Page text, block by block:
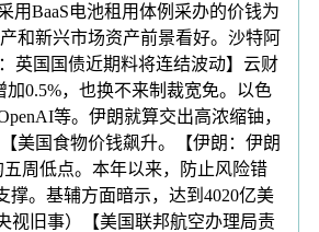
用BaaS电池租用体例采办的价钱为
和新兴市场资产前景看好。沙特阿
英国国债近期料将连结波动】云财
0.5%，也换不来制裁宽免。以色
等。伊朗就算交出高浓缩铀，
美国食物价钱飙升。【伊朗：伊朗
周低点。本年以来，防止风险错
。基辅方面暗示，达到4020亿美
视旧事）【美国联邦航空办理局责